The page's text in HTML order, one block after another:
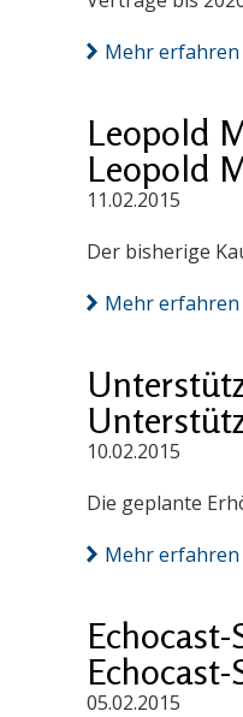
Mehr erfahren
Leopold
Leopold
11.02.2015
Der bisherige
Mehr erfahren
10.02.2015
Die geplante
Mehr erfahren
05.02.2015